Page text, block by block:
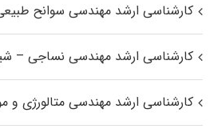
کارشناسی ارشد مهندسی سوانح
کارشناسی ارشد مهندسی نساجی –
کارشناسی ارشد مهندسی متالورژی و